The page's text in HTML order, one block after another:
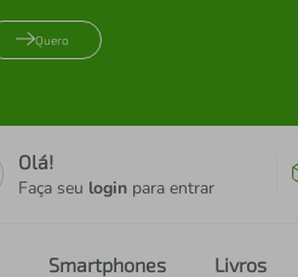
Quero
Olá!
Faça seu login para entrar
Smartphones Livros